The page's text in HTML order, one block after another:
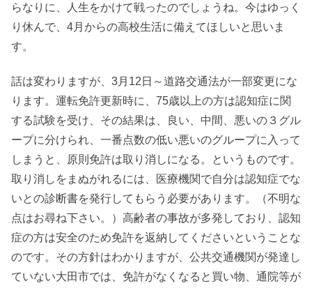
らなりに、人生をかけて戦ったのでしょうね。今はゆっく
り休んで、4月からの高校生活に備えてほしいと思いま
す。
話は変わりますが、3月12日～道路交通法が一部変更にな
ります。運転免許更新時に、75歳以上の方は認知症に関
する試験を受け、その結果は、良い、中間、悪いの３グル
ープに分けられ、一番点数の低い悪いのグループに入って
しまうと、原則免許は取り消しになる。というものです。
取り消しをまぬがれるには、医療機関で自分は認知症でな
いとの診断書を発行してもらう必要があります。（不明な
点はお尋ね下さい。）高齢者の事故が多発しており、認知
症の方は安全のため免許を返納してくださいということな
のです。その方針はわかりますが、公共交通機関が発達し
ていない大田市では、免許がなくなると買い物、通院等が